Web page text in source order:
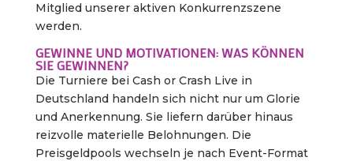
Mitglied unserer aktiven Konkurrenzszene
werden.
GEWINNE UND MOTIVATIONEN: WAS KÖNNEN
SIE GEWINNEN?
Die Turniere bei Cash or Crash Live in
Deutschland handeln sich nicht nur um Glorie
und Anerkennung. Sie liefern darüber hinaus
reizvolle materielle Belohnungen. Die
Preisgeldpools wechseln je nach Event-Format